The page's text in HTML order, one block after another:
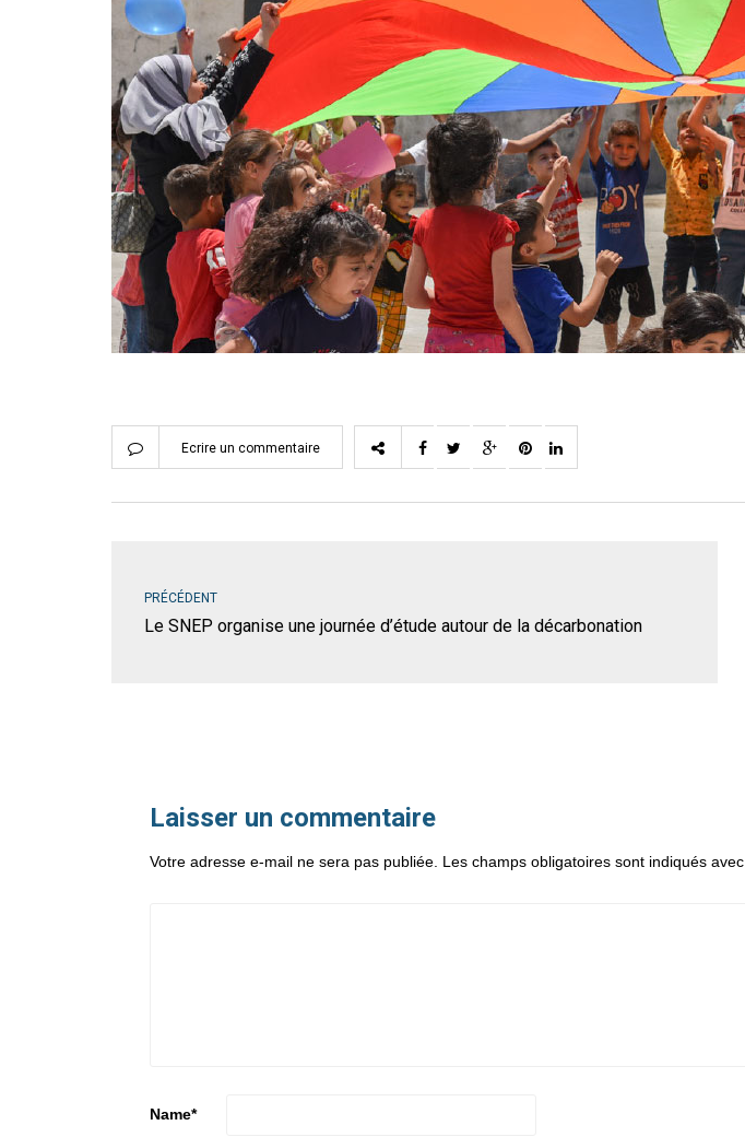
Ecrire un commentaire
PRÉCÉDENT
Le SNEP organise une journée d’étude autour de la décarbonation
Laisser un commentaire
Votre adresse e-mail ne sera pas publiée. Les champs obligatoires sont indiqués avec
Name*